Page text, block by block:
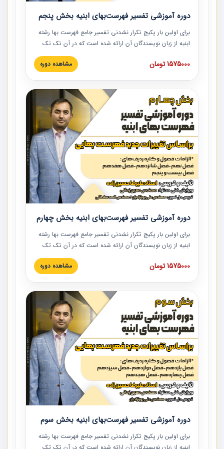
دوره آموزشی تفسیر فهرست‌بهای ابنیه بخش پنجم
برای اولین بار پکیج تکرار نشدنی تفسیر جامع فهرست بها رشته
ابنیه از زبان نویسندگان آن ارائه شده است که در آن تک تک
ردیف ها و مطالب فهرست بها تفسیر و ارائه شده است. این
دوره به صورت کامل تصویری بوده و به همراه تصاویر عملیات
دوره با کلام مهندس علیرضاحسین‌زاده مدیر پروژه مهندسی
مشاور در امر بازنگری فهرست بها رشته ابنیه ارائه شده و به تمام
همکارانی که در حوزه صنعت ساخت در حال فعالیت هستند حتما
توصیه می کنیم از مطالب این دوره استفاده نمایند.
1575000 تومان مشاهده دوره
دوره آموزشی تفسیر فهرست‌بهای ابنیه بخش چهارم
برای اولین بار پکیج تکرار نشدنی تفسیر جامع فهرست بها رشته
ابنیه از زبان نویسندگان آن ارائه شده است که در آن تک تک
ردیف ها و مطالب فهرست بها تفسیر و ارائه شده است. این
دوره به صورت کامل تصویری بوده و به همراه تصاویر عملیات
دوره با کلام مهندس علیرضاحسین‌زاده مدیر پروژه مهندسی
مشاور در امر بازنگری فهرست بها رشته ابنیه ارائه شده و به تمام
همکارانی که در حوزه صنعت ساخت در حال فعالیت هستند حتما
توصیه می کنیم از مطالب این دوره استفاده نمایند.
1575000 تومان مشاهده دوره
دوره آموزشی تفسیر فهرست‌بهای ابنیه بخش سوم
برای اولین بار پکیج تکرار نشدنی تفسیر جامع فهرست بها رشته